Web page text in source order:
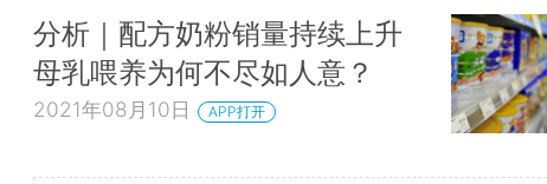
分析｜配方奶粉销量持续上升
母乳喂养为何不尽如人意？
2021年08月10日 APP打开